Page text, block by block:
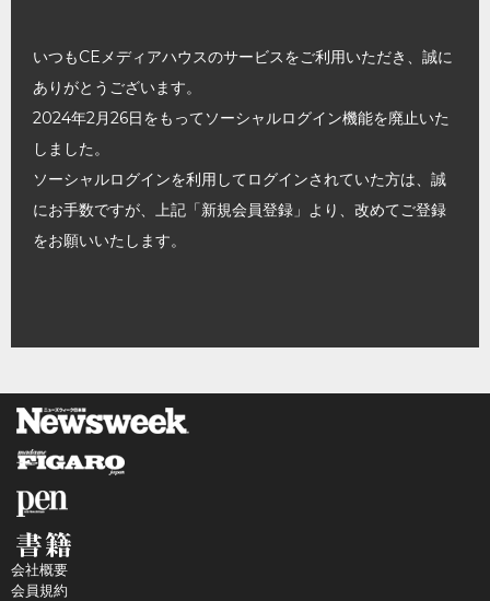
いつもCEメディアハウスのサービスをご利用いただき、誠に
ありがとうございます。
2024年2月26日をもってソーシャルログイン機能を廃止いた
しました。
ソーシャルログインを利用してログインされていた方は、誠
にお手数ですが、上記「新規会員登録」より、改めてご登録
をお願いいたします。
会社概要
会員規約